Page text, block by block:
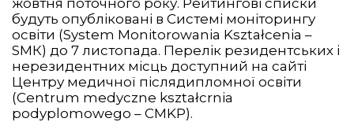
будуть опубліковані в Системі моніторингу
освіти (System Monitorowania Kształcenia –
SМК) до 7 листопада. Перелік резидентських і
нерезидентних місць доступний на сайті
Центру медичної післядипломної освіти
(Centrum medyczne kształcrnia
podyplomowego – CMKP).